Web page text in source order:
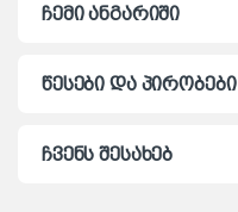
ჩემი ანგარიში
წესები და პირობები
ჩვენს შესახებ